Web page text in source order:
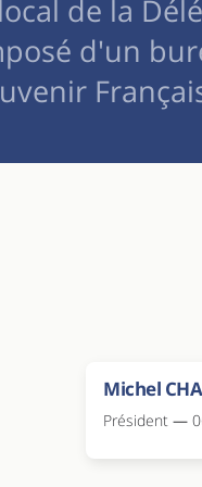
de la
d'un
Michel
Président —